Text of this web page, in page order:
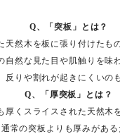
Q、「突板」とは？
天然木を板に張り付けたも
自然な見た目や肌触りを味
反りや割れが起きにくいの
Q、「厚突板」とは？
厚くスライスされた天然木
通常の突板よりも厚みがある